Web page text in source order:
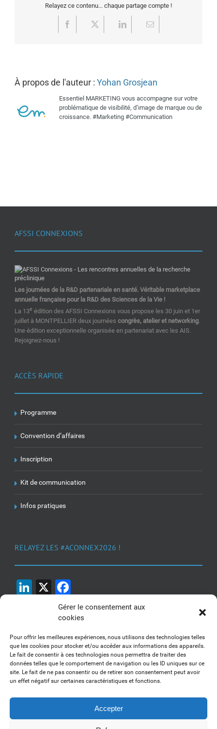
Gérer le consentement aux
cookies
Pour offrir les meilleures expériences, nous utilisons des technologies telles
que les cookies pour stocker et/ou accéder aux informations des appareils.
Le fait de consentir à ces technologies nous permettra de traiter des
données telles que le comportement de navigation ou les ID uniques sur ce
site. Le fait de ne pas consentir ou de retirer son consentement peut avoir
un effet négatif sur certaines caractéristiques et fonctions.
Accepter
Relayez ce contenu... chaque partage compte !
Facebook LinkedInEmail
À propos de l'auteur : Yohan Grosjean
Essentiel MARKETING vous accompagne sur votre
problématique de visibilité, d’image de marque ou de
croissance. #Marketing #Communication
AFSSI CONNEXIONS
Les journées de la R&D partenariale en santé. Véritable marketplace
annuelle française pour la R&D des Sciences de la Vie !
La 13e édition des AFSSI Connexions vous propose les 30 juin et 1er
juillet à MONTPELLIER deux journées congrès, atelier et networking.
Une édition exceptionnelle organisée en partenariat avec les AIS.
Rejoignez-nous !
ACCÈS RAPIDE
Programme
Convention d’affaires
Inscription
Kit de communication
Infos pratiques
RELAYEZ LES #ACONNEX2026 !
LinkedIn
X
1, 2, 3... Buzzez !
Découvrez nos kits communication